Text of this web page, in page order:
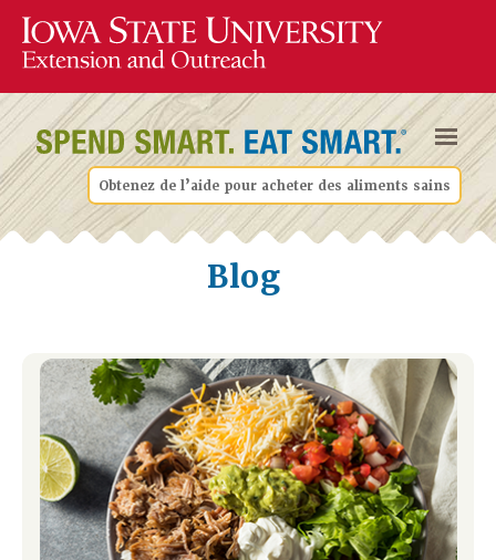
Obtenez de l’aide pour acheter des aliments sains
Blog